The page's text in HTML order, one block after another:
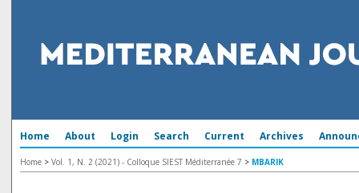
Home About Login Search Current Archives
Home > Vol. 1, N. 2 (2021) - Colloque SIEST Méditerranée 7 > MBARIK